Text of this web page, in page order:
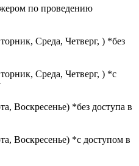
по проведению
Среда, Четверг, ) *без
Среда, Четверг, ) *с
Воскресенье) *без доступа в
Воскресенье) *с доступом в